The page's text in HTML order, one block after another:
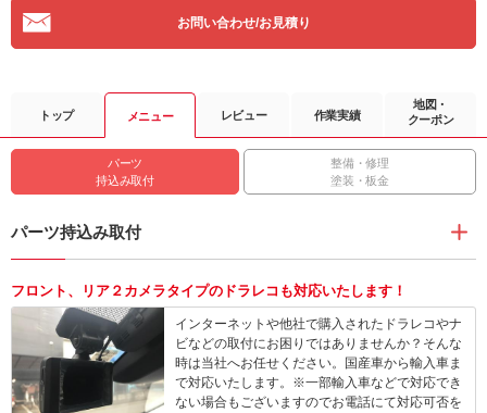
お問い合わせ/お見積り
トップ メニュー レビュー 作業実績
地図・
クーポン
パーツ
持込み取付
整備・修理
塗装・板金
パーツ持込み取付
フロント、リア２カメラタイプのドラレコも対応いたします！
インターネットや他社で購入されたドラレコやナ
ビなどの取付にお困りではありませんか？そんな
時は当社へお任せください。国産車から輸入車ま
で対応いたします。※一部輸入車などで対応でき
ない場合もございますのでお電話にて対応可否を